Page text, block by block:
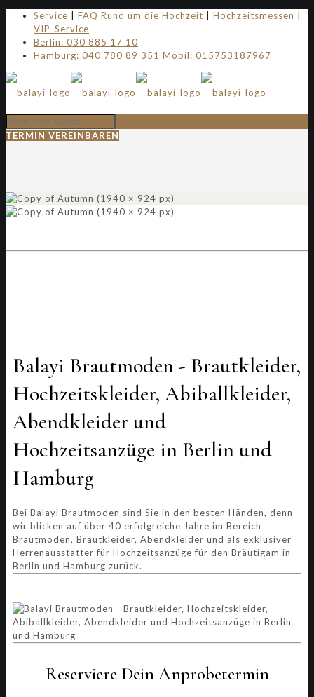
Service FAQ Rund um die Hochzeit Hochzeitsmessen
VIP-Service
Berlin: 030 885 17 10
Hamburg: 040 780 89 351 Mobil: 015753187967
TERMIN VEREINBAREN
Balayi Brautmoden - Brautkleider,
Hochzeitskleider, Abiballkleider,
Abendkleider und
Hochzeitsanzüge in Berlin und
Hamburg
Bei Balayi Brautmoden sind Sie in den besten Händen, denn
wir blicken auf über 40 erfolgreiche Jahre im Bereich
Brautmoden, Brautkleider, Abendkleider und als exklusiver
Herrenausstatter für Hochzeitsanzüge für den Bräutigam in
Berlin und Hamburg zurück.
Reserviere Dein Anprobetermin